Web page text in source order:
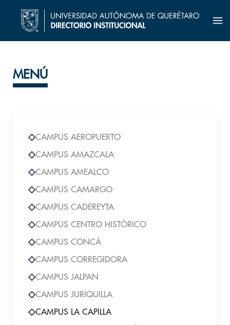
MENÚ
CAMPUS AEROPUERTO
CAMPUS AMAZCALA
CAMPUS AMEALCO
CAMPUS CAMARGO
CAMPUS CADEREYTA
CAMPUS CENTRO HISTÓRICO
CAMPUS CONCÁ
CAMPUS CORREGIDORA
CAMPUS JALPAN
CAMPUS JURIQUILLA
CAMPUS LA CAPILLA